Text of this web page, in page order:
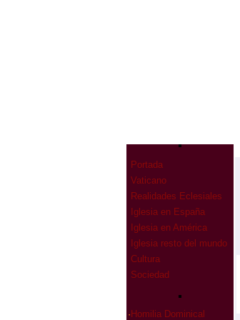
Portada
Vaticano
Realidades Eclesiales
Iglesia en España
Iglesia en América
Iglesia resto del mundo
Cultura
Sociedad
· Homilia Dominical